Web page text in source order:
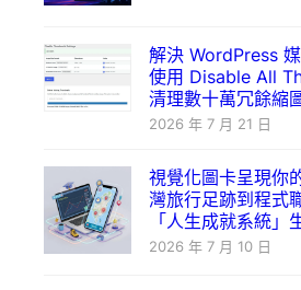
解決 WordPress
使用 Disable All
清理數十萬冗餘縮
2026 年 7 月 21 日
視覺化圖卡呈現你
灣旅行足跡到程式
「人生成就系統」
2026 年 7 月 10 日